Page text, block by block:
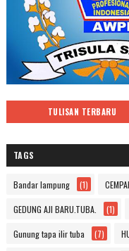
TULISAN TERBARU
TAGS
Bandar lampung (1)
GEDUNG AJI BARU.TUBA. (1)
Gunung tapa ilir tuba (7)